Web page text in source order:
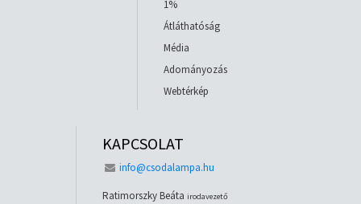
1%
Átláthatóság
Média
Adományozás
Webtérkép
KAPCSOLAT
info@csodalampa.hu
Ratimorszky Beáta irodavezető